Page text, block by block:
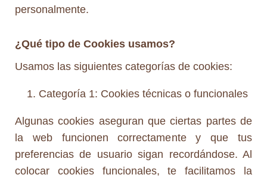
personalmente.
¿Qué tipo de Cookies usamos?
Usamos las siguientes categorías de cookies:
Categoría 1: Cookies técnicas o funcionales
Algunas cookies aseguran que ciertas partes de
la web funcionen correctamente y que tus
preferencias de usuario sigan recordándose. Al
colocar cookies funcionales, te facilitamos la